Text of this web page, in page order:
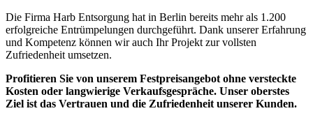
Die Firma Harb Entsorgung hat in Berlin bereits mehr als 1.200
erfolgreiche Entrümpelungen durchgeführt. Dank unserer Erfahrung
und Kompetenz können wir auch Ihr Projekt zur vollsten
Zufriedenheit umsetzen.
Profitieren Sie von unserem Festpreisangebot ohne versteckte
Kosten oder langwierige Verkaufsgespräche. Unser oberstes
Ziel ist das Vertrauen und die Zufriedenheit unserer Kunden.